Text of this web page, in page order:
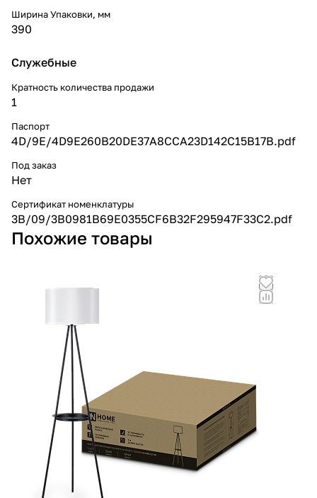
Ширина Упаковки, мм
390
Служебные
Кратность количества продажи
1
Паспорт
4D/9E/4D9E260B20DE37A8CCA23D142C15B17B.pdf
Под заказ
Нет
Сертификат номенклатуры
3B/09/3B0981B69E0355CF6B32F295947F33C2.pdf
Похожие товары